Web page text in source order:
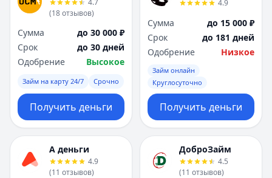
4.7
(18отзывов)
Сумма
до 30 000 ₽
Срок
до 30 дней
Одобрение
Высокое
Займ на карту 24/7 Срочно
Получить деньги
4.9
Сумма
до 15 000 ₽
Срок
до 181 дней
Одобрение
Низкое
Займ онлайн
Круглосуточно
Получить деньги
А деньги
4.9
(11 отзывов)
ДоброЗайм
4.5
(11 отзывов)